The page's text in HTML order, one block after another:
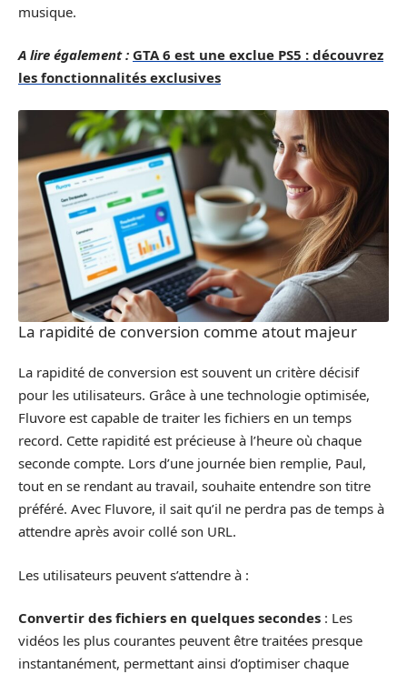
musique.
A lire également : GTA 6 est une exclue PS5 : découvrez
les fonctionnalités exclusives
La rapidité de conversion comme atout majeur
La rapidité de conversion est souvent un critère décisif
pour les utilisateurs. Grâce à une technologie optimisée,
Fluvore est capable de traiter les fichiers en un temps
record. Cette rapidité est précieuse à l’heure où chaque
seconde compte. Lors d’une journée bien remplie, Paul,
tout en se rendant au travail, souhaite entendre son titre
préféré. Avec Fluvore, il sait qu’il ne perdra pas de temps à
attendre après avoir collé son URL.
Les utilisateurs peuvent s’attendre à :
Convertir des fichiers en quelques secondes : Les
vidéos les plus courantes peuvent être traitées presque
instantanément, permettant ainsi d’optimiser chaque